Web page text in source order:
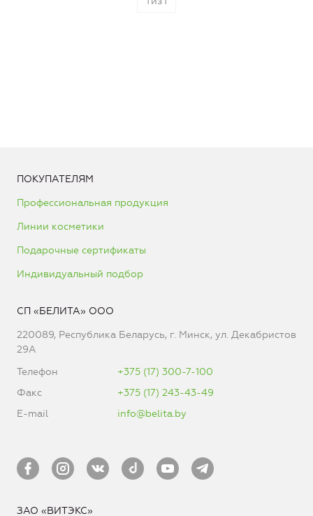
ПОКУПАТЕЛЯМ
Профессиональная продукция
Линии косметики
Подарочные сертификаты
Индивидуальный подбор
СП «БЕЛИТА» ООО
220089, Республика Беларусь, г. Минск, ул. Декабристов
29А
Телефон
+375 (17) 300-7-100
Факс
+375 (17) 243-43-49
E-mail
info@belita.by
ЗАО «ВИТЭКС»